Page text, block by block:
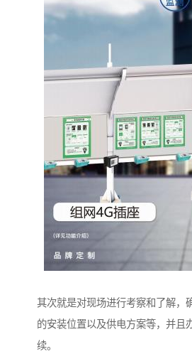
其次就是对现场进行考察和了解，
的安装位置以及供电方案等，并且
续。